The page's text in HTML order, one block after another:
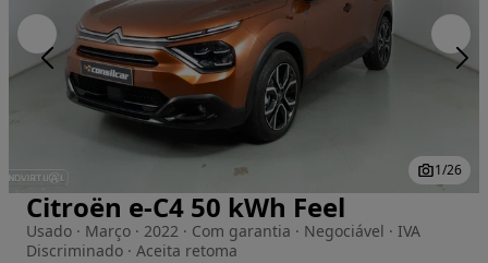
Imagem 1 de 26
1/26
Citroën e-C4 50 kWh Feel
Usado · Março · 2022 · Com garantia · Negociável · IVA
Discriminado · Aceita retoma